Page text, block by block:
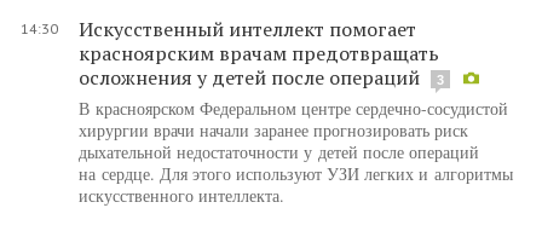
14:30
Искусственный интеллект помогает
красноярским врачам предотвращать
осложнения у детей после операций
3
В красноярском Федеральном центре сердечно-сосудистой
хирургии врачи начали заранее прогнозировать риск
дыхательной недостаточности у детей после операций
на сердце. Для этого используют УЗИ легких и алгоритмы
искусственного интеллекта.